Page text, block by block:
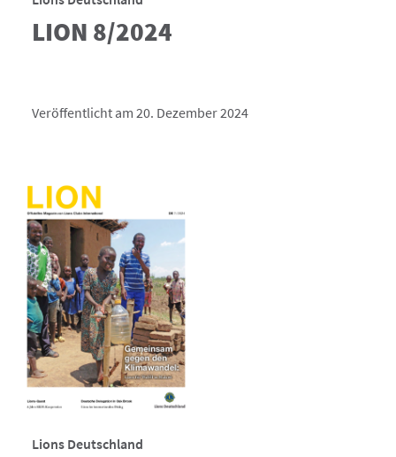
LION 8/2024
Veröffentlicht am 20. Dezember 2024
Lions Deutschland